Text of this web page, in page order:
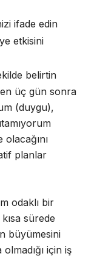
ifade edin
etkisini
belirtin
üç gün sonra
(duygu),
planlar
odaklı bir
sürede
büyümesini
için iş